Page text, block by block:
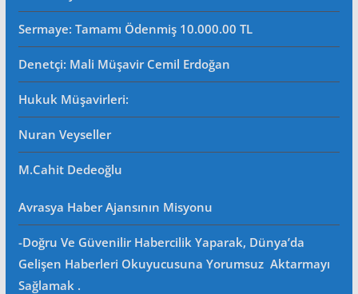
Sermaye: Tamamı Ödenmiş 10.000.00 TL
Denetçi: Mali Müşavir Cemil Erdoğan
Hukuk Müşavirleri:
Nuran Veyseller
M.Cahit Dedeoğlu
Avrasya Haber Ajansının Misyonu
-Doğru Ve Güvenilir Habercilik Yaparak, Dünya’da
Gelişen Haberleri Okuyucusuna Yorumsuz Aktarmayı
Sağlamak .